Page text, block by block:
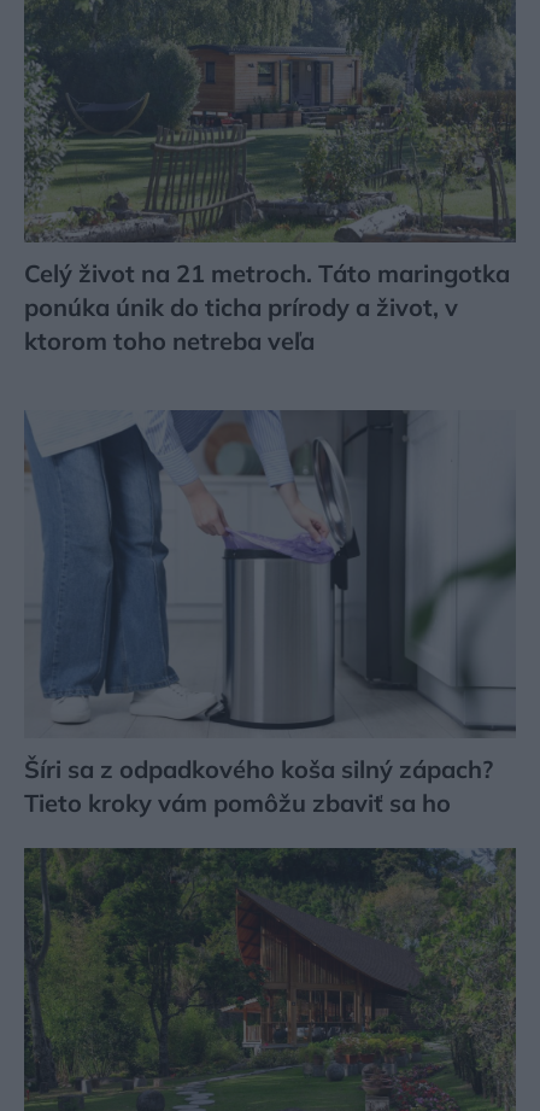
Celý život na 21 metroch. Táto maringotka
ponúka únik do ticha prírody a život, v
ktorom toho netreba veľa
Šíri sa z odpadkového koša silný zápach?
Tieto kroky vám pomôžu zbaviť sa ho